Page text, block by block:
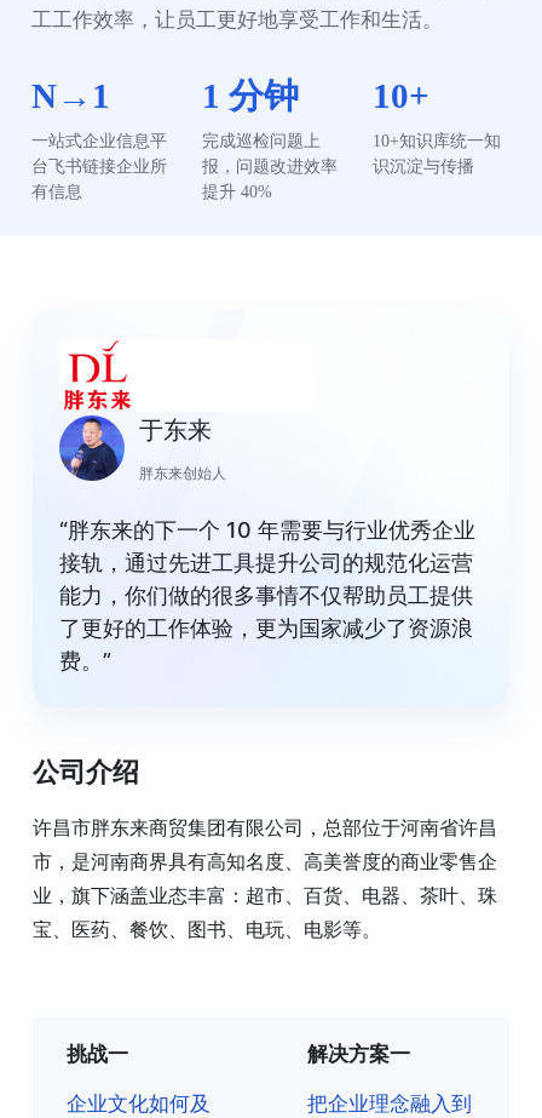
工工作效率，让员工更好地享受工作和生活。
N→1
一站式企业信息平
台飞书链接企业所
有信息
1 分钟
完成巡检问题上
报，问题改进效率
提升 40%
10+
10+知识库统一知
识沉淀与传播
于东来
胖东来创始人
“胖东来的下一个 10 年需要与行业优秀企业
接轨，通过先进工具提升公司的规范化运营
能力，你们做的很多事情不仅帮助员工提供
了更好的工作体验，更为国家减少了资源浪
费。”
公司介绍
许昌市胖东来商贸集团有限公司，总部位于河南省许昌
市，是河南商界具有高知名度、高美誉度的商业零售企
业，旗下涵盖业态丰富：超市、百货、电器、茶叶、珠
宝、医药、餐饮、图书、电玩、电影等。
挑战一
企业文化如何及
解决方案一
把企业理念融入到